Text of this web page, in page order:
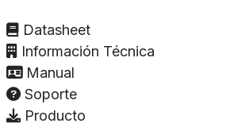
Datasheet
Información Técnica
Manual
Soporte
Producto